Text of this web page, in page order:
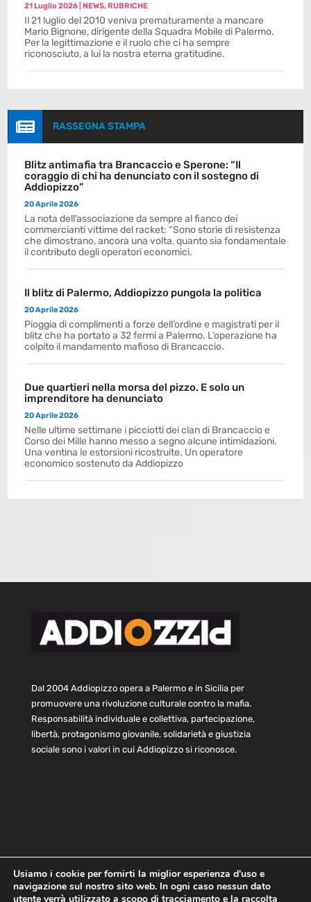
21 Luglio 2026 |NEWS,RUBRICHE
Il 21 luglio del 2010 veniva prematuramente a mancare
Mario Bignone, dirigente della Squadra Mobile di Palermo.
Per la legittimazione e il ruolo che ci ha sempre
riconosciuto, a lui la nostra eterna gratitudine.
 RASSEGNA STAMPA
Blitz antimafia tra Brancaccio e Sperone: “Il
coraggio di chi ha denunciato con il sostegno di
Addiopizzo”
20 Aprile 2026
La nota dell’associazione da sempre al fianco dei
commercianti vittime del racket: “Sono storie di resistenza
che dimostrano, ancora una volta, quanto sia fondamentale
il contributo degli operatori economici.
Il blitz di Palermo, Addiopizzo pungola la politica
20 Aprile 2026
Pioggia di complimenti a forze dell’ordine e magistrati per il
blitz che ha portato a 32 fermi a Palermo. L’operazione ha
colpito il mandamento mafioso di Brancaccio.
Due quartieri nella morsa del pizzo. E solo un
imprenditore ha denunciato
20 Aprile 2026
Nelle ultime settimane i picciotti dei clan di Brancaccio e
Corso dei Mille hanno messo a segno alcune intimidazioni.
Una ventina le estorsioni ricostruite. Un operatore
economico sostenuto da Addiopizzo
Dal 2004 Addiopizzo opera a Palermo e in Sicilia per
promuovere una rivoluzione culturale contro la mafia.
Responsabilità individuale e collettiva, partecipazione,
libertà, protagonismo giovanile, solidarietà e giustizia
sociale sono i valori in cui Addiopizzo si riconosce.
Home Statuto e bilancio
Contatti
Usiamo i cookie per fornirti la miglior esperienza d'uso e
navigazione sul nostro sito web. In ogni caso nessun dato
utente verrà utilizzato a scopo di tracciamento e la raccolta